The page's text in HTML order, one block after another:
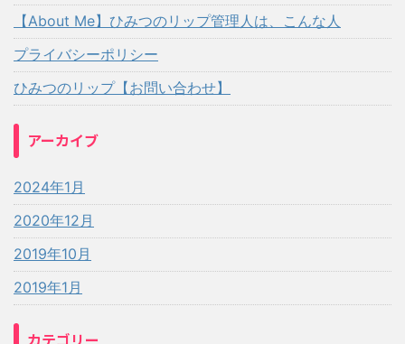
【About Me】ひみつのリップ管理人は、こんな人
プライバシーポリシー
ひみつのリップ【お問い合わせ】
アーカイブ
2024年1月
2020年12月
2019年10月
2019年1月
カテゴリー